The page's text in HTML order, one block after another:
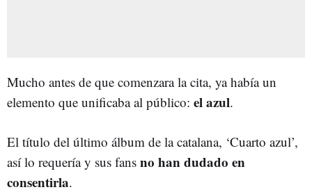
Mucho antes de que comenzara la cita, ya había un
elemento que unificaba al público: el azul.
El título del último álbum de la catalana, ‘Cuarto azul’,
así lo requería y sus fans no han dudado en
consentirla.